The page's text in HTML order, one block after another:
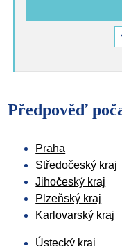
Předpověď
Praha
Středočeský kraj
Jihočeský kraj
Plzeňský kraj
Karlovarský kraj
Ústecký kraj